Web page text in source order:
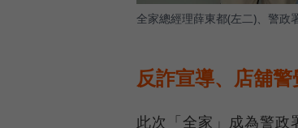
全家總經理薛東都(左二)、警政
反詐宣導、店舖
此次「全家」成為警